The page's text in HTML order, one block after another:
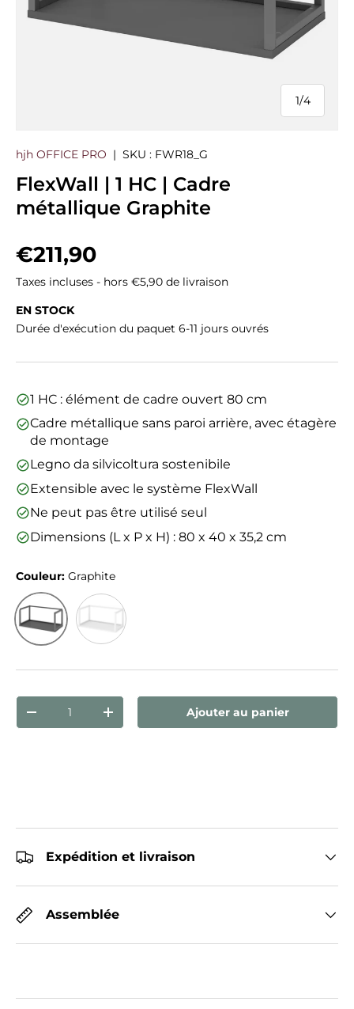
1/
de
4
hjh OFFICE PRO | SKU : FWR18_G
FlexWall | 1 HC | Cadre
métallique Graphite
Prix habituel
€211,90
Taxes incluses - hors €5,90 de livraison
EN STOCK
Durée d'exécution du paquet 6-11 jours ouvrés
1 HC : élément de cadre ouvert 80 cm
Cadre métallique sans paroi arrière, avec étagère
de montage
Legno da silvicoltura sostenibile
Extensible avec le système FlexWall
Ne peut pas être utilisé seul
Dimensions (L x P x H) : 80 x 40 x 35,2 cm
Couleur: Graphite
Qté
Diminuer la quantitéAugmenter la quantité
Ajouter au panier
Expédition et livraison
Assemblée